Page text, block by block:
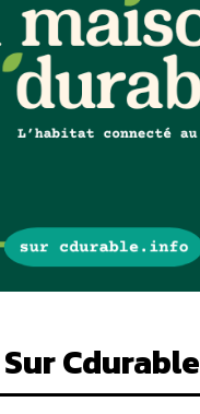
Sur Cdurable